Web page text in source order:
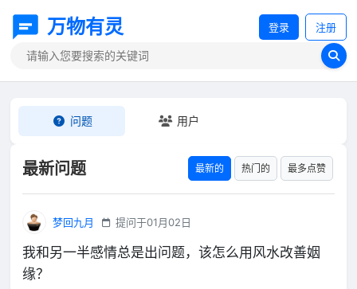
万物有灵 登录 注册
问题 用户
最新问题 最新的 热门的 最多点赞
梦回九月 提问于01月02日
我和另一半感情总是出问题，该怎么用风水改善姻
缘？